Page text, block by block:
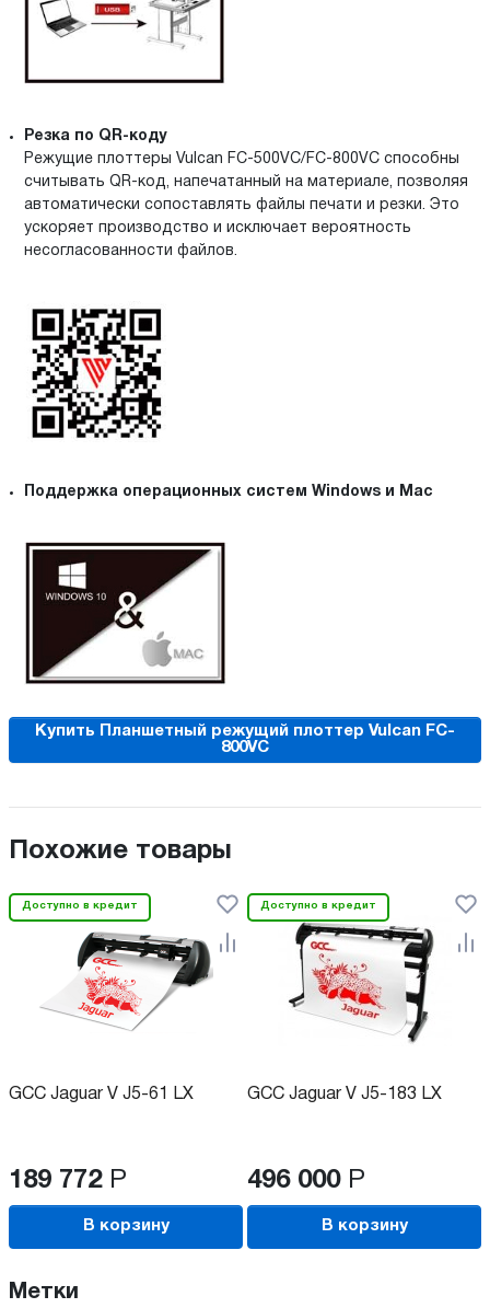
Резка по QR-коду
Режущие плоттеры Vulcan FC-500VC/FC-800VC способны
считывать QR-код, напечатанный на материале, позволяя
автоматически сопоставлять файлы печати и резки. Это
ускоряет производство и исключает вероятность
несогласованности файлов.
Поддержка операционных систем Windows и Mac
Купить Планшетный режущий плоттер Vulcan FC-
800VC
Похожие товары
Доступно в кредит
GCC Jaguar V J5-61 LX
189 772 Р
В корзину
Доступно в кредит
GCC Jaguar V J5-183 LX
496 000 Р
В корзину
Метки